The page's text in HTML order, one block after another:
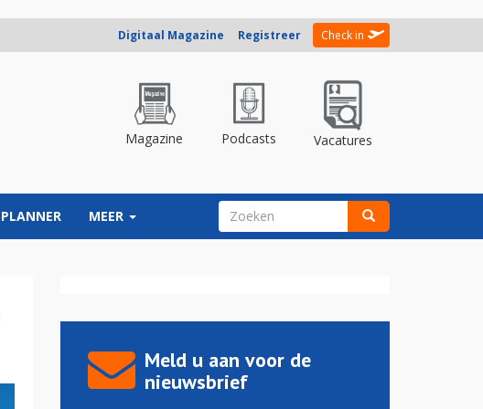
Digitaal Magazine Registreer Check in
Magazine Podcasts Vacatures
MEER ZOEKVELD
Meld u aan voor de
nieuwsbrief